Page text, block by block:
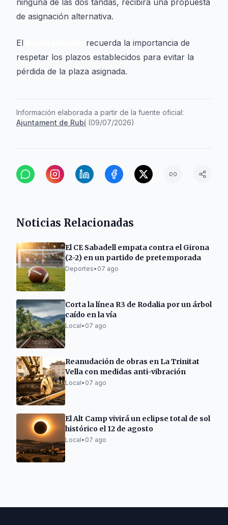
ninguna de las dos tandas, recibirá una propuesta
de asignación alternativa.
El
recuerda la importancia de
respetar los plazos establecidos para evitar la
pérdida de la plaza asignada.
Información elaborada a partir de la fuente oficial:
Ajuntament de Rubí (09/07/2026)
Noticias Relacionadas
El CE Sabadell empata contra el Girona
(2-2) en un partido de pretemporada
Deportes• 07 ago
Corta la línea R3 de Rodalia por un árbol
caído en la vía
Local• 07 ago
Reanudación de obras en La Trinitat
Vella con medidas anti-vibración
Local• 07 ago
El Alt Camp vivirá un eclipse total de sol
histórico el 12 de agosto
Local• 07 ago